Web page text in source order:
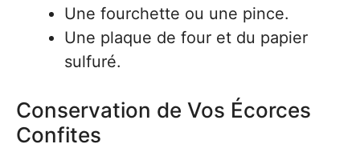
Une fourchette ou une pince.
Une plaque de four et du papier
sulfuré.
Conservation de Vos Écorces
Confites